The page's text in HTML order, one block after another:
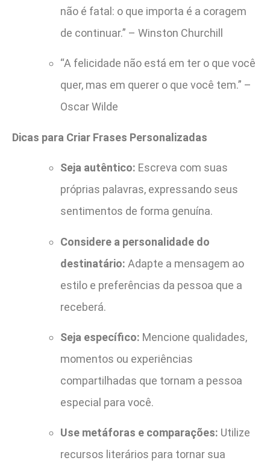
não é fatal: o que importa é a coragem
de continuar.” – Winston Churchill
“A felicidade não está em ter o que você
quer, mas em querer o que você tem.” –
Oscar Wilde
Dicas para Criar Frases Personalizadas
Seja autêntico: Escreva com suas
próprias palavras, expressando seus
sentimentos de forma genuína.
Considere a personalidade do
destinatário: Adapte a mensagem ao
estilo e preferências da pessoa que a
receberá.
Seja específico: Mencione qualidades,
momentos ou experiências
compartilhadas que tornam a pessoa
especial para você.
Use metáforas e comparações: Utilize
recursos literários para tornar sua